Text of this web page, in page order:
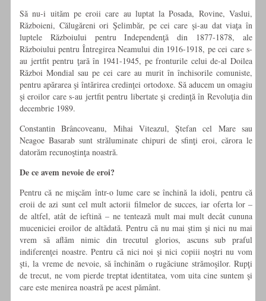
Să nu-i uităm pe eroii care au luptat la Posada, Rovine, Vaslui,
Războieni, Călugăreni ori Şelimbăr, pe cei care şi-au dat viaţa în
luptele Războiului pentru Independenţă din 1877-1878, ale
Războiului pentru Întregirea Neamului din 1916-1918, pe cei care s-
au jertfit pentru ţară în 1941-1945, pe fronturile celui de-al Doilea
Război Mondial sau pe cei care au murit în închisorile comuniste,
pentru apărarea şi întărirea credinţei ortodoxe. Să aducem un omagiu
şi eroilor care s-au jertfit pentru libertate şi credinţă în Revoluţia din
decembrie 1989.
Constantin Brâncoveanu, Mihai Viteazul, Ştefan cel Mare sau
Neagoe Basarab sunt străluminate chipuri de sfinţi eroi, cărora le
datorăm recunoştinţa noastră.
De ce avem nevoie de eroi?
Pentru că ne mişcăm într-o lume care se închină la idoli, pentru că
eroii de azi sunt cel mult actorii filmelor de succes, iar oferta lor –
de altfel, atât de ieftină – ne tentează mult mai mult decât cununa
muceniciei eroilor de altădată. Pentru că nu mai ştim şi nici nu mai
vrem să aflăm nimic din trecutul glorios, ascuns sub praful
indiferenţei noastre. Pentru că nici noi şi nici copiii noştri nu vom
şti, la vreme de nevoie, să închinăm o rugăciune strămoşilor. Rupţi
de trecut, ne vom pierde treptat identitatea, vom uita cine suntem şi
care este menirea noastră pe acest pământ.